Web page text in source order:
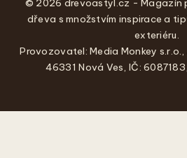
© 2026 drevoastyl.cz - Magazín
dřeva s množstvím inspirace a
exteriéru.
Provozovatel: Media Monkey
46331 Nová Ves, IČ: